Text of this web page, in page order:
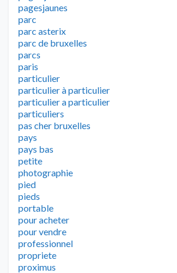
pagesjaunes
parc
parc asterix
parc de bruxelles
parcs
paris
particulier
particulier à particulier
particulier a particulier
particuliers
pas cher bruxelles
pays
pays bas
petite
photographie
pied
pieds
portable
pour acheter
pour vendre
professionnel
propriete
proximus